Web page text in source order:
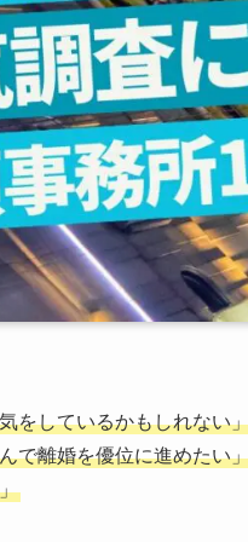
をしているかもしれない
で離婚を優位に進めたい